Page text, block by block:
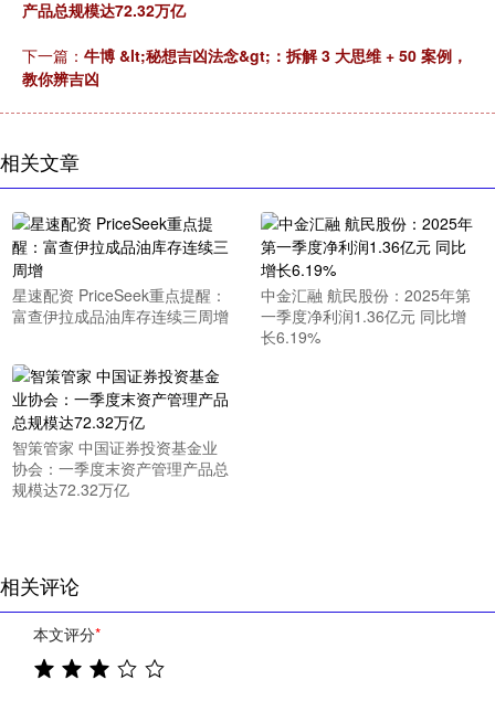
产品总规模达72.32万亿
下一篇： 牛博 &lt;秘想吉凶法念&gt;：拆解 3 大思维 + 50 案例，
教你辨吉凶
相关文章
星速配资 PriceSeek重点提醒：
富查伊拉成品油库存连续三周增
中金汇融 航民股份：2025年第
一季度净利润1.36亿元 同比增
长6.19%
智策管家 中国证券投资基金业
协会：一季度末资产管理产品总
规模达72.32万亿
相关评论
本文评分*